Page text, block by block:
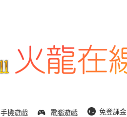
手機遊戲 電腦遊戲 免登課金